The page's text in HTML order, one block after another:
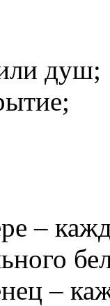
душ;
–
–